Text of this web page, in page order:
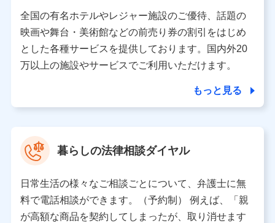
当該個人データを取り扱う各共同利用者（詳細は次のとお
り）
東京都千代田区永田町2丁目11番1号 山王パークタワー
株式会社NTTドコモ 代表取締役社長 前田 義晃
東京都中央区日本橋人形町2-14-10 アーバンネット日本橋
ビル 3F
※ 当社および株式会社NTTドコモは、お客さまの情報を利
データ憲章」に定める行動原則を順守します 。
※ パーソナルデータダッシュボードの「第三者提供の管
理」の設定状態にかかわらず、共同利用する場合がありま
全国の有名ホテルやレジャー施設のご優待、話題の
映画や舞台・美術館などの前売り券の割引をはじめ
とした各種サービスを提供しております。国内外20
万以上の施設やサービスでご利用いただけます。
もっと見る
暮らしの法律相談ダイヤル
日常生活の様々なご相談ごとについて、弁護士に無
料で電話相談ができます。（予約制） 例えば、「親
が高額な商品を契約してしまったが、取り消せます